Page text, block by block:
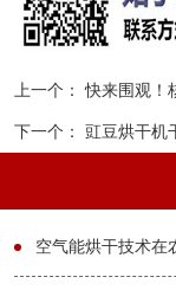
上一个：快来围观！
下一个： 豇豆烘干机
空气能烘干技术在